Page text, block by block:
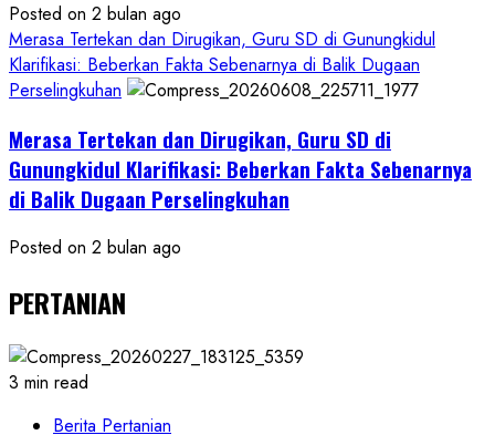
Posted on 2 bulan ago
Merasa Tertekan dan Dirugikan, Guru SD di Gunungkidul
Klarifikasi: Beberkan Fakta Sebenarnya di Balik Dugaan
Perselingkuhan
Merasa Tertekan dan Dirugikan, Guru SD di
Gunungkidul Klarifikasi: Beberkan Fakta Sebenarnya
di Balik Dugaan Perselingkuhan
Posted on 2 bulan ago
PERTANIAN
3 min read
Berita Pertanian